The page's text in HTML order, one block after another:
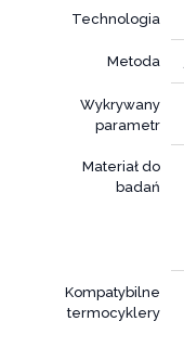
Technologia
Metoda
Wykrywany
parametr
Materiał do
badań
Kompatybilne
termocyklery